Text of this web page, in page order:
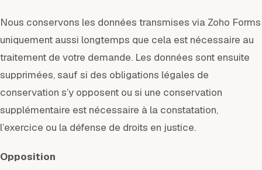
Nous conservons les données transmises via Zoho Forms
uniquement aussi longtemps que cela est nécessaire au
traitement de votre demande. Les données sont ensuite
supprimées, sauf si des obligations légales de
conservation s’y opposent ou si une conservation
supplémentaire est nécessaire à la constatation,
l’exercice ou la défense de droits en justice.
Opposition